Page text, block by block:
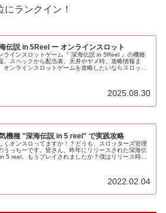
にランクイン！
伝説 in 5Reel ー オンラインスロット
ラインスロットゲーム『 深海伝説 in 5Reel 』の機種
。スペックから配当表、天井やヤメ時、攻略情報ま
オンラインスロットゲームを攻略したいならスロッタ
2025.08.30
機種 "深海伝説 in 5 reel" で実践攻略
くオンスロってますか！？どうも、スロッターズ管理
うっちーです。皆さん、昨年にリリースされた深海伝
5 reel、もうプレイされましたか？僕はリリース時に
2022.02.04